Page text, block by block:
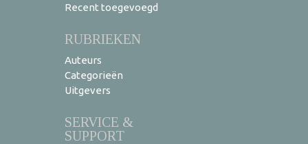
Recent toegevoegd
RUBRIEKEN
Auteurs
Categorieën
Uitgevers
SERVICE &
SUPPORT